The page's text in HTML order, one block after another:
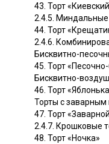
43. Торт
2.4.5. Миндальные
44. Торт
2.4.6.
Бисквитно-
45. Торт
Бисквитно-
46. Торт
Торты с
47. Торт
2.4.7. Крошковые
48. Торт «Ночка»